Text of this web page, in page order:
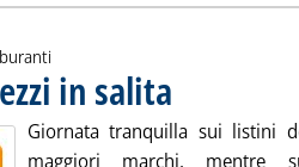
in salita
Giornata tranquilla sui listini
maggiori marchi, mentre